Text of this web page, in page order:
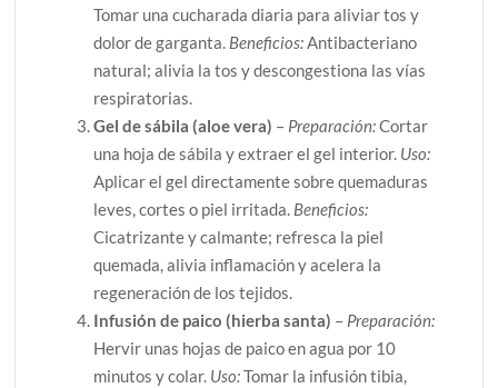
Tomar una cucharada diaria para aliviar tos y
dolor de garganta. Beneficios:Antibacteriano
natural; alivia la tos y descongestiona las vías
respiratorias.
Gel de sábila (aloe vera) – Preparación:Cortar
una hoja de sábila y extraer el gel interior. Uso:
Aplicar el gel directamente sobre quemaduras
leves, cortes o piel irritada. Beneficios:
Cicatrizante y calmante; refresca la piel
quemada, alivia inflamación y acelera la
regeneración de los tejidos.
Infusión de paico (hierba santa) – Preparación:
Hervir unas hojas de paico en agua por 10
minutos y colar. Uso:Tomar la infusión tibia,